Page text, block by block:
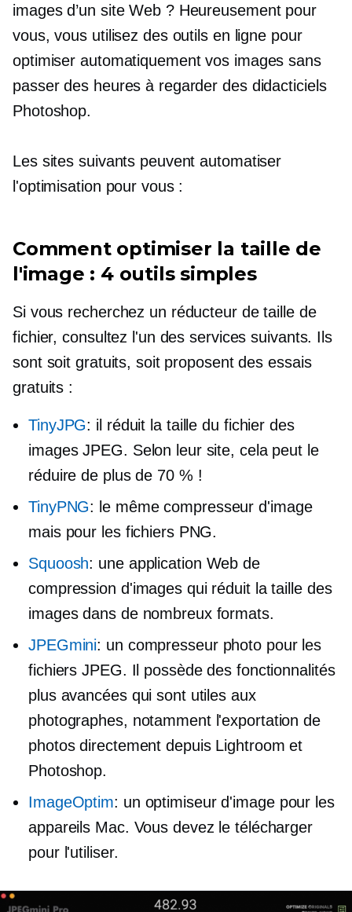
images d’un site Web ? Heureusement pour
vous, vous utilisez des outils en ligne pour
optimiser automatiquement vos images sans
passer des heures à regarder des didacticiels
Photoshop.
Les sites suivants peuvent automatiser
l'optimisation pour vous :
Comment optimiser la taille de
l'image : 4 outils simples
Si vous recherchez un réducteur de taille de
fichier, consultez l'un des services suivants. Ils
sont soit gratuits, soit proposent des essais
gratuits :
TinyJPG: il réduit la taille du fichier des
images JPEG. Selon leur site, cela peut le
réduire de plus de 70 % !
TinyPNG: le même compresseur d'image
mais pour les fichiers PNG.
Squoosh: une application Web de
compression d'images qui réduit la taille des
images dans de nombreux formats.
JPEGmini: un compresseur photo pour les
fichiers JPEG. Il possède des fonctionnalités
plus avancées qui sont utiles aux
photographes, notamment l'exportation de
photos directement depuis Lightroom et
Photoshop.
ImageOptim: un optimiseur d'image pour les
appareils Mac. Vous devez le télécharger
pour l'utiliser.